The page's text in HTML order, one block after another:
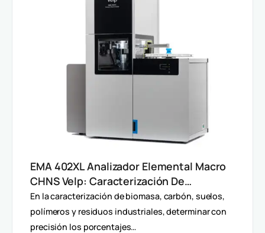
EMA 402XL Analizador Elemental Macro
CHNS Velp: Caracterización De
Muestras Heterogéneas Y Grandes
Volúmenes
En la caracterización de biomasa, carbón, suelos,
polímeros y residuos industriales, determinar con
precisión los porcentajes…